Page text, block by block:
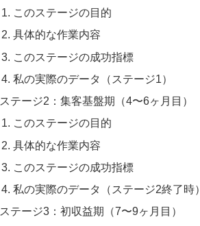
このステージの目的
具体的な作業内容
このステージの成功指標
私の実際のデータ（ステージ1）
ステージ2：集客基盤期（4〜6ヶ月目）
このステージの目的
具体的な作業内容
このステージの成功指標
私の実際のデータ（ステージ2終了時）
ステージ3：初収益期（7〜9ヶ月目）